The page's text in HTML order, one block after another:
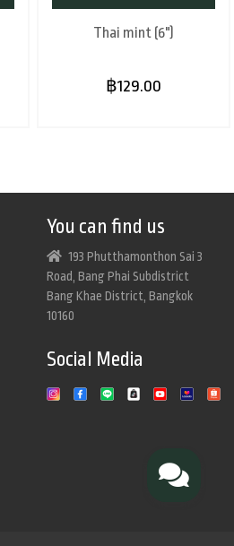
Thai mint (6")
฿129.00
You can find us
193 Phutthamonthon Sai 3
Road, Bang Phai Subdistrict
Bang Khae District, Bangkok
10160
Social Media